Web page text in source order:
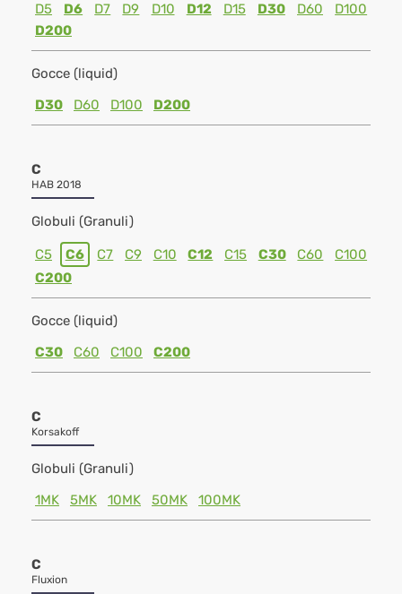
D5
D6 D7 D9 D10 D12 D15 D30 D60
D100
D200
Gocce (liquid)
D30
D60 D100 D200
C
HAB 2018
Globuli (Granuli)
C5 C6 C7 C9 C10 C12 C15 C30 C60
C100
C200
Gocce (liquid)
C30
C60 C100 C200
C
Korsakoff
Globuli (Granuli)
1MK
5MK 10MK 50MK 100MK
C
Fluxion